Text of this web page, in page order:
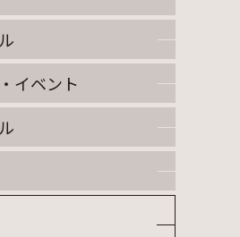
イベント